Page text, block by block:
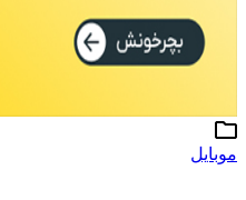
موبایل